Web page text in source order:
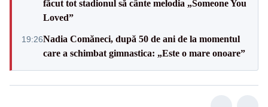
făcut tot stadionul să cânte melodia „Someone You
Loved”
19:26Nadia Comăneci, după 50 de ani de la momentul
care a schimbat gimnastica: „Este o mare onoare”